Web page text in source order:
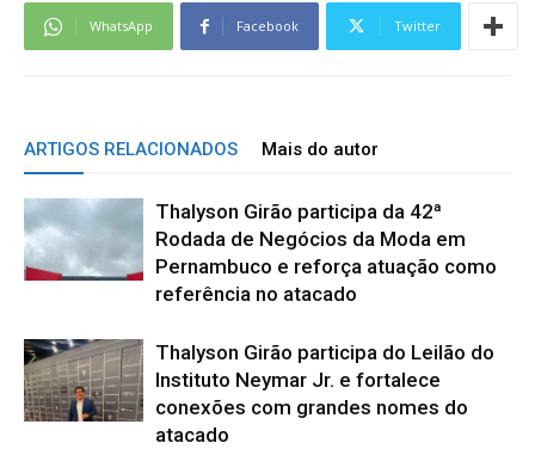
WhatsApp Facebook Twitter
ARTIGOS RELACIONADOS Mais do autor
Thalyson Girão participa da 42ª
Rodada de Negócios da Moda em
Pernambuco e reforça atuação como
referência no atacado
Thalyson Girão participa do Leilão do
Instituto Neymar Jr. e fortalece
conexões com grandes nomes do
atacado